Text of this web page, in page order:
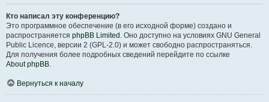
Кто написал эту конференцию?
Это программное обеспечение (в его исходной форме) создано и
распространяется phpBB Limited . Оно доступно на условиях GNU General
Public Licence, версии 2 (GPL-2.0) и может свободно распространяться.
Для получения более подробных сведений перейдите по ссылке
About phpBB.
Вернуться к началу